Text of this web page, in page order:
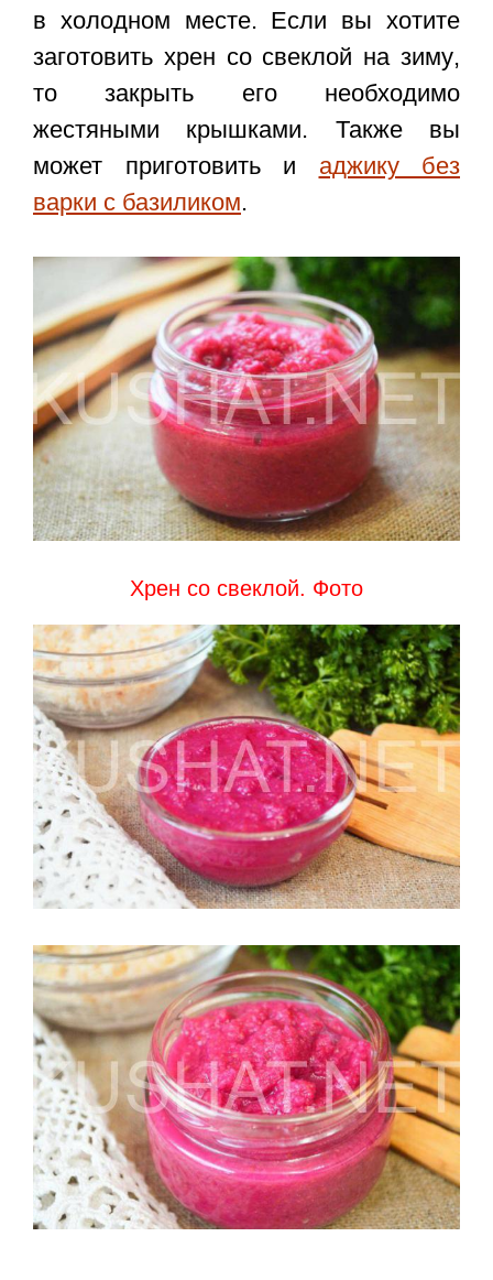
в холодном месте. Если вы хотите
заготовить хрен со свеклой на зиму,
то закрыть его необходимо
жестяными крышками. Также вы
может приготовить и аджику без
варки с базиликом.
Хрен со свеклой. Фото